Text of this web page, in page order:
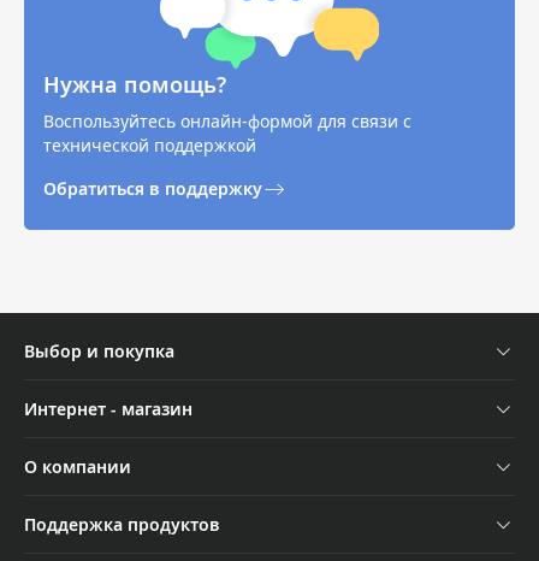
Нужна помощь?
Воспользуйтесь онлайн-формой для связи с
технической поддержкой
Обратиться в поддержку
Выбор и покупка
Акции
Трейд-ин
Интернет - магазин
Обмен и возврат
О компании
Поддержка продуктов